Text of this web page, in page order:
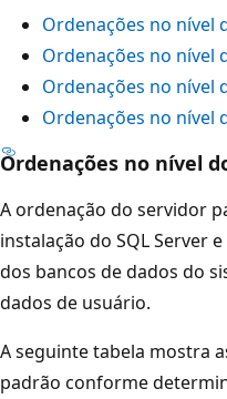
Ordenações no nível
Ordenações no nível
Ordenações no nível
Ordenações no nível
Ordenações no nível
A ordenação do servidor
instalação do SQL Server
dos bancos de dados do
dados de usuário.
A seguinte tabela mostra
padrão conforme